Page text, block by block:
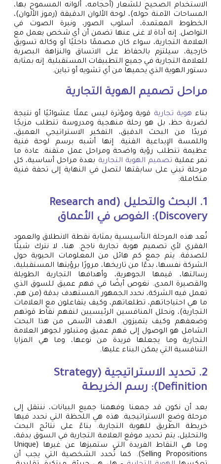
الاستخدام الصحيح للشعار (أحجامه، ألوانه المسموح بها،
المساحات الآمنة حوله)، لوحة الألوان الدقيقة (رموز الألوان)،
الخطوط المعتمدة، أسلوب الصور، ونبرة الصوت في
التواصل. إنه أداة لا غنى عنها تضمن أن أي شخص يعمل مع
العلامة التجارية، سواء كان مصممًا داخليًا أو وكالة تسويق
خارجية، سيلتزم بالحفاظ على الاتساق والنزاهة البصرية
للعلامة التجارية في جميع التطبيقات المستقبلية. إنه بمثابة
دستور الهوية الذي يحميها من أي تشويه أو تباين.
مراحل تصميم الهوية التجارية
بناء هوية تجارية قوية ومؤثرة ليس عملًا عشوائيًا أو نتيجة
لضربة حظ، بل هو رحلة منهجية ومدروسة تتطلب مزيجًا
فريدًا من البحث الدقيق، التفكير الاستراتيجي العميق،
واللمسة الإبداعية الفنية. إنها أشبه برسم لوحة فنية
عظيمة تتطلب رؤية واضحة ومراحل عمل متقنة. عادة ما
تمر عملية تصميم الهوية التجارية بعدة مراحل أساسية، كل
مرحلة تبني على سابقتها لتصل في النهاية إلى تحفة فنية
متكاملة:
1. البحث والتحليل (Research and
Discovery): الغوص في الأعماق
تُعد هذه المرحلة التأسيسية بمثابة نقطة الانطلاق والعمود
الفقري لأي تصميم هوية تجارية ناجح. هنا، لا نترك شيئًا
للصدفة. يتم جمع كم هائل من المعلومات الحيوية حول
الشركة نفسها، بدءًا من تاريخها، مرورًا برؤيتها المستقبلية،
رسالتها، قيمها الجوهرية، وأهدافها التجارية الطويلة
والقصيرة المدى. نغوص أيضًا في فهم عميق للسوق الذي
تعمل فيه الشركة، نحدد الجمهور المستهدف بدقة (من هم،
ما هي احتياجاتهم، تطلعاتهم، وكيف يتفاعلون مع العلامات
التجارية)، ونحلل المنافسين الرئيسيين لنفهم نقاط قوتهم
وضعفهم وكيف يتميزون. الهدف الأسمى من هذا البحث
الشامل هو الوصول إلى فهم عميق ومتبلور لجوهر العلامة
التجارية وما يجعلها فريدة من نوعها، وما هي المزايا
التنافسية التي يمكن البناء عليها.
2. تحديد الاستراتيجية (Strategy
Definition): رسم الخريطة
بعد أن نكون قد جمعنا وفهمنا جميع البيانات، ننتقل إلى
مرحلة وضع الاستراتيجية. هذه هي اللحظة التي نحدد فيها
خريطة الطريق للهوية التجارية. بناءً على نتائج البحث
والتحليل، يتم تحديد موقع العلامة التجارية في السوق بدقة،
وما هي النقاط الفريدة التي ستميزها عن غيرها (Unique
Selling Propositions). كما تُحدد الشخصية التي يجب أن